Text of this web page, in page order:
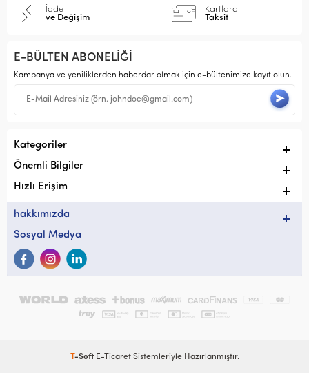
İade
ve Değişim
Kartlara
Taksit
E-BÜLTEN ABONELİĞİ
Kampanya ve yeniliklerden haberdar olmak için e-bültenimize kayıt olun.
Kategoriler
Önemli Bilgiler
Hızlı Erişim
hakkımızda
Sosyal Medya
T-Soft E-TicaretSistemleriyle Hazırlanmıştır.